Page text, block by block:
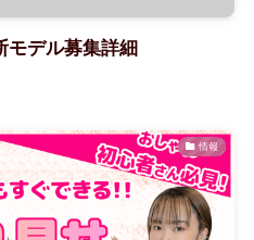
モデル募集詳細
情報